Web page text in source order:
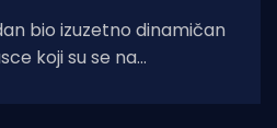
bio izuzetno dinamičan
koji su se na